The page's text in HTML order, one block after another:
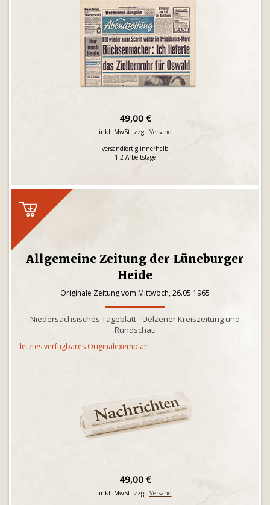
49,00 €
inkl. MwSt. zzgl. Versand
versandfertig innerhalb
1-2 Arbeitstage
Allgemeine Zeitung der Lüneburger
Heide
Originale Zeitung vom Mittwoch, 26.05.1965
Niedersächsisches Tageblatt - Uelzener Kreiszeitung und
Rundschau
letztes verfügbares Originalexemplar!
49,00 €
inkl. MwSt. zzgl. Versand